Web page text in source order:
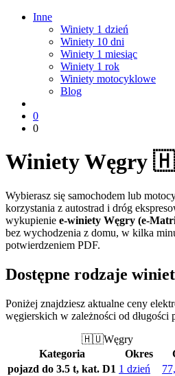
Inne
Winiety 1 dzień
Winiety 10 dni
Winiety 1 miesiąc
Winiety 1 rok
Winiety motocyklowe
Blog
0
0
Winiety Węgry
Wybierasz się samochodem lub
korzystania z autostrad i dróg
wykupienie e-winiety Węgry (e-
bez wychodzenia z domu, w kilka
potwierdzeniem PDF.
Dostępne rodzaje
Poniżej znajdziesz aktualne ceny
węgierskich w zależności od długości
🇭🇺Węgry
Kategoria
Okres
pojazd do 3.5 t, kat. D1 1 dzień